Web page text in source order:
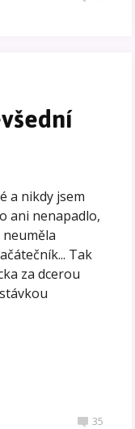
a nikdy jsem
ani nenapadlo,
Tak
za dcerou
35